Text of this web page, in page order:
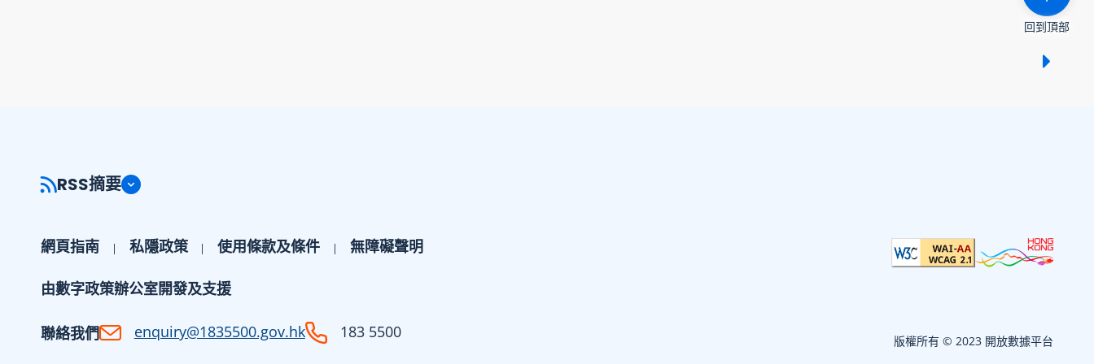
回到頂部
RSS摘要
網頁指南 私隱政策 使用條款及條件 無障礙聲明
由數字政策辦公室開發及支援
聯絡我們 enquiry@1835500.gov.hk 183 5500 版權所有 © 2023 開放數據平台